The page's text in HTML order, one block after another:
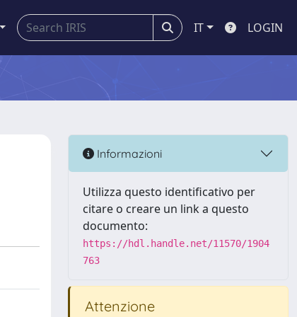
IT LOGIN
Informazioni
Utilizza questo identificativo per
citare o creare un link a questo
documento:
https://hdl.handle.net/11570/1904
763
Attenzione